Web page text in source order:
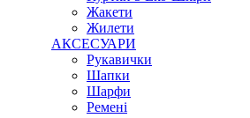
Жакети
Жилети
АКСЕСУАРИ
Рукавички
Шапки
Шарфи
Ремені